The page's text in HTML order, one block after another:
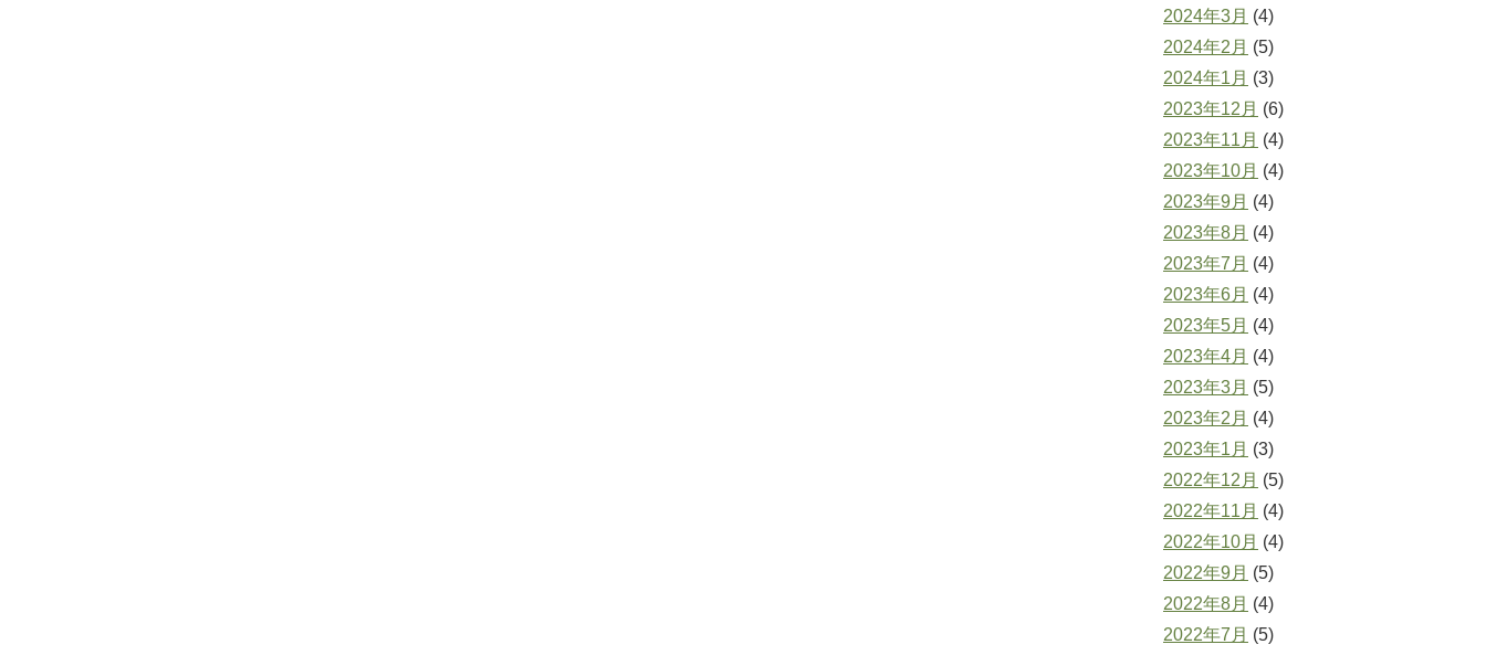
2024年3月 (4)
2024年2月 (5)
2024年1月 (3)
2023年12月 (6)
2023年11月 (4)
2023年10月 (4)
2023年9月 (4)
2023年8月 (4)
2023年7月 (4)
2023年6月 (4)
2023年5月 (4)
2023年4月 (4)
2023年3月 (5)
2023年2月 (4)
2023年1月 (3)
2022年12月 (5)
2022年11月 (4)
2022年10月 (4)
2022年9月 (5)
2022年8月 (4)
2022年7月 (5)